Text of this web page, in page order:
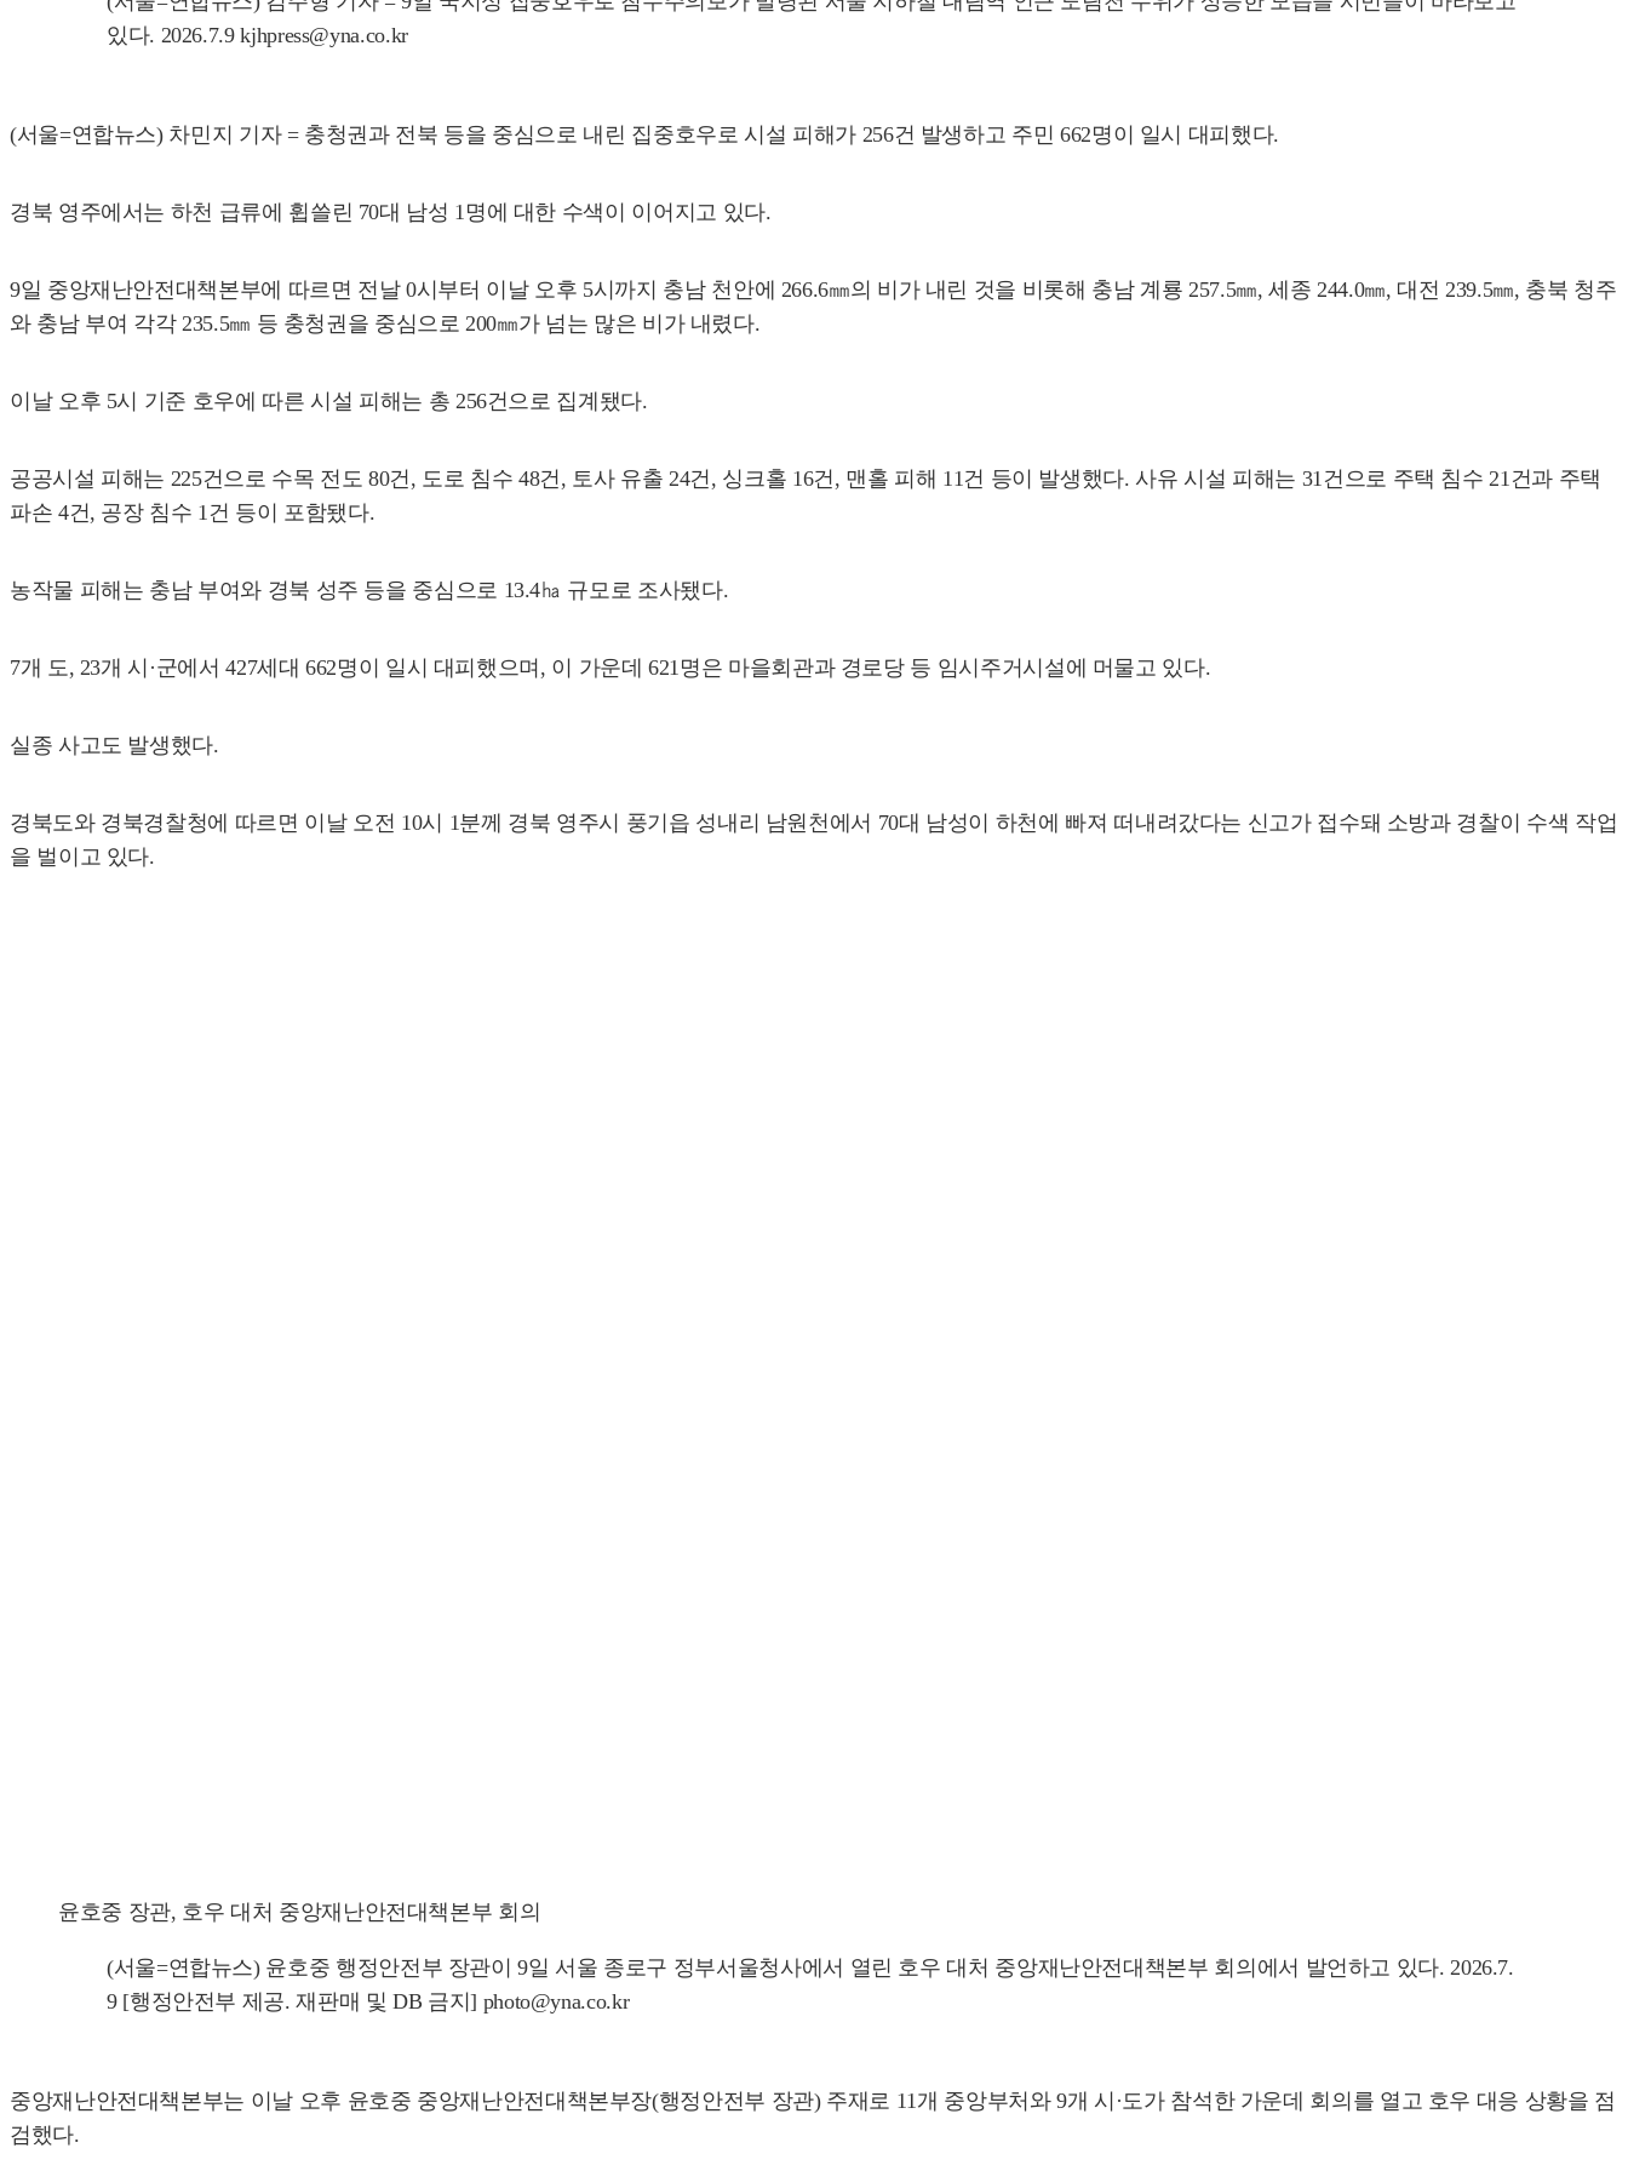
있다. 2026.7.9 kjhpress@yna.co.kr
(서울=연합뉴스) 차민지 기자 = 충청권과 전북 등을 중심으로 내린 집중호우로 시설 피해가 256건 발생하고 주민 662명이 일시 대피했다.
경북 영주에서는 하천 급류에 휩쓸린 70대 남성 1명에 대한 수색이 이어지고 있다.
9일 중앙재난안전대책본부에 따르면 전날 0시부터 이날 오후 5시까지 충남 천안에 266.6㎜의 비가 내린 것을 비롯해 충남 계룡 257.5㎜, 세종 244.0㎜, 대전 239.5㎜, 충북 청주
와 충남 부여 각각 235.5㎜ 등 충청권을 중심으로 200㎜가 넘는 많은 비가 내렸다.
이날 오후 5시 기준 호우에 따른 시설 피해는 총 256건으로 집계됐다.
공공시설 피해는 225건으로 수목 전도 80건, 도로 침수 48건, 토사 유출 24건, 싱크홀 16건, 맨홀 피해 11건 등이 발생했다. 사유 시설 피해는 31건으로 주택 침수 21건과 주택
파손 4건, 공장 침수 1건 등이 포함됐다.
농작물 피해는 충남 부여와 경북 성주 등을 중심으로 13.4㏊ 규모로 조사됐다.
7개 도, 23개 시·군에서 427세대 662명이 일시 대피했으며, 이 가운데 621명은 마을회관과 경로당 등 임시주거시설에 머물고 있다.
실종 사고도 발생했다.
경북도와 경북경찰청에 따르면 이날 오전 10시 1분께 경북 영주시 풍기읍 성내리 남원천에서 70대 남성이 하천에 빠져 떠내려갔다는 신고가 접수돼 소방과 경찰이 수색 작업
을 벌이고 있다.
윤호중 장관, 호우 대처 중앙재난안전대책본부 회의
(서울=연합뉴스) 윤호중 행정안전부 장관이 9일 서울 종로구 정부서울청사에서 열린 호우 대처 중앙재난안전대책본부 회의에서 발언하고 있다. 2026.7.
9 [행정안전부 제공. 재판매 및 DB 금지] photo@yna.co.kr
중앙재난안전대책본부는 이날 오후 윤호중 중앙재난안전대책본부장(행정안전부 장관) 주재로 11개 중앙부처와 9개 시·도가 참석한 가운데 회의를 열고 호우 대응 상황을 점
검했다.